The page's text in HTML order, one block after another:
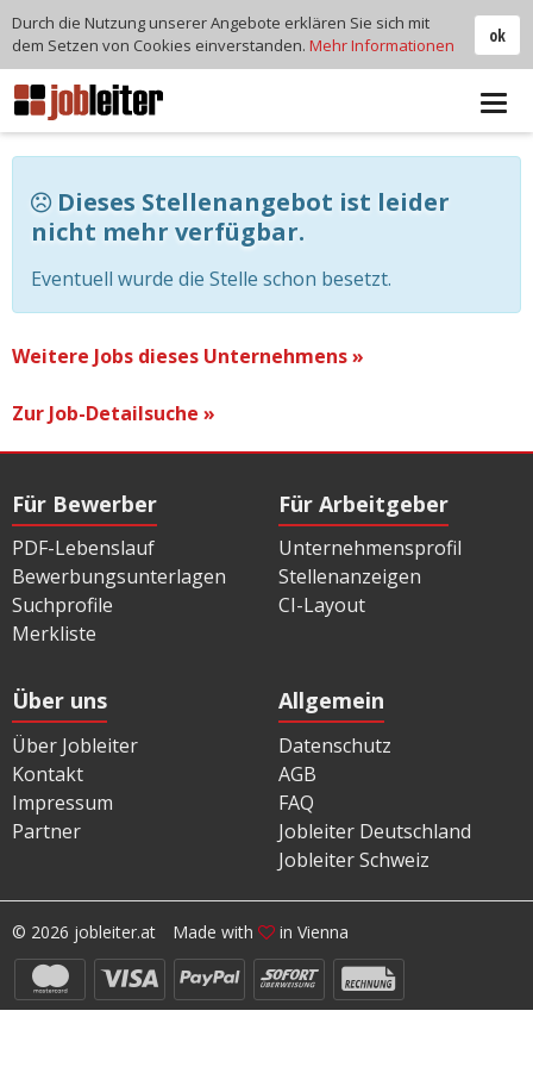
Dieses Stellenangebot ist leider
nicht mehr verfügbar.
Eventuell wurde die Stelle schon besetzt.
Weitere Jobs dieses Unternehmens »
Zur Job-Detailsuche »
Für Bewerber
PDF-Lebenslauf
Bewerbungsunterlagen
Suchprofile
Merkliste
Für Arbeitgeber
Unternehmensprofil
Stellenanzeigen
CI-Layout
Über uns
Über Jobleiter
Kontakt
Impressum
Partner
Allgemein
Datenschutz
AGB
FAQ
Jobleiter Deutschland
Jobleiter Schweiz
© 2026 jobleiter.at Made with in Vienna
ok
Durch die Nutzung unserer Angebote erklären Sie sich mit
dem Setzen von Cookies einverstanden. Mehr Informationen